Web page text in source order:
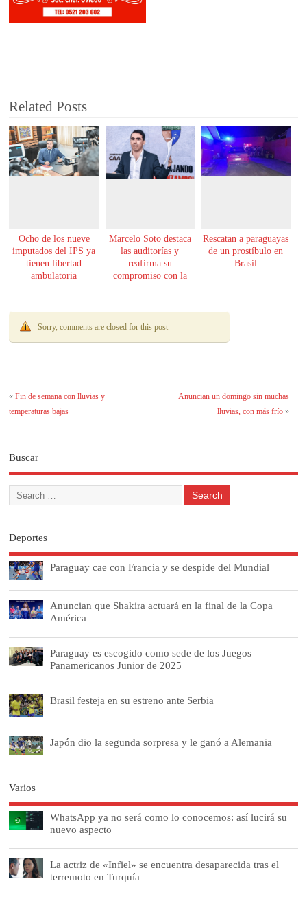
Related Posts
Ocho de los nueve
imputados del IPS ya
tienen libertad
ambulatoria
Marcelo Soto destaca
las auditorías y
reafirma su
compromiso con la
Rescatan a paraguayas
de un prostíbulo en
Brasil
Sorry, comments are closed for this post
«Fin de semana con lluvias y
temperaturas bajas
Anuncian un domingo sin muchas
lluvias, con más frío»
Buscar
Deportes
Paraguay cae con Francia y se despide del Mundial
Anuncian que Shakira actuará en la final de la Copa
América
Paraguay es escogido como sede de los Juegos
Panamericanos Junior de 2025
Brasil festeja en su estreno ante Serbia
Japón dio la segunda sorpresa y le ganó a Alemania
Varios
WhatsApp ya no será como lo conocemos: así lucirá su
nuevo aspecto
La actriz de «Infiel» se encuentra desaparecida tras el
terremoto en Turquía